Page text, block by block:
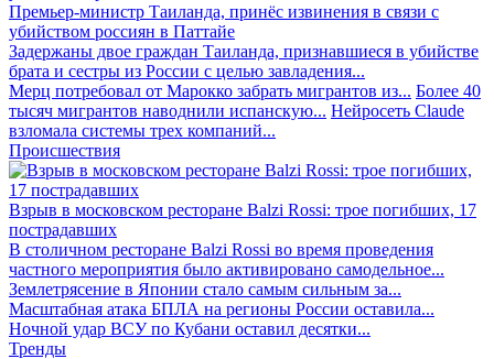
Премьер-министр Таиланда, принёс извинения в связи с
убийством россиян в Паттайе
Задержаны двое граждан Таиланда, признавшиеся в убийстве
брата и сестры из России с целью завладения...
Мерц потребовал от Марокко забрать мигрантов из... Более 40
тысяч мигрантов наводнили испанскую... Нейросеть Claude
взломала системы трех компаний...
Происшествия
Взрыв в московском ресторане Balzi Rossi: трое погибших, 17
пострадавших
В столичном ресторане Balzi Rossi во время проведения
частного мероприятия было активировано самодельное...
Землетрясение в Японии стало самым сильным за...
Масштабная атака БПЛА на регионы России оставила...
Ночной удар ВСУ по Кубани оставил десятки...
Тренды